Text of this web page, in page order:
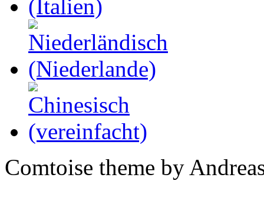
Comtoise theme by